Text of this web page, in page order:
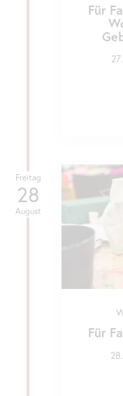
Für
Freitag
28
August
Für